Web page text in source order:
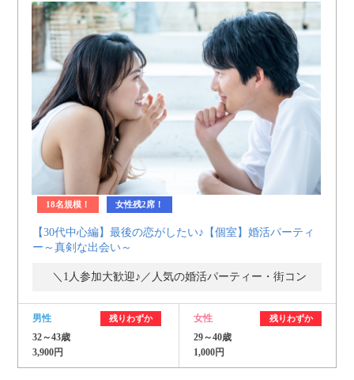
18名規模！ 女性残2席！
【30代中心編】最後の恋がしたい♪【個室】婚活パーティ
ー～真剣な出会い～
＼1人参加大歓迎♪／人気の婚活パーティー・街コン
男性 残りわずか
32～43歳
3,900円
女性 残りわずか
29～40歳
1,000円